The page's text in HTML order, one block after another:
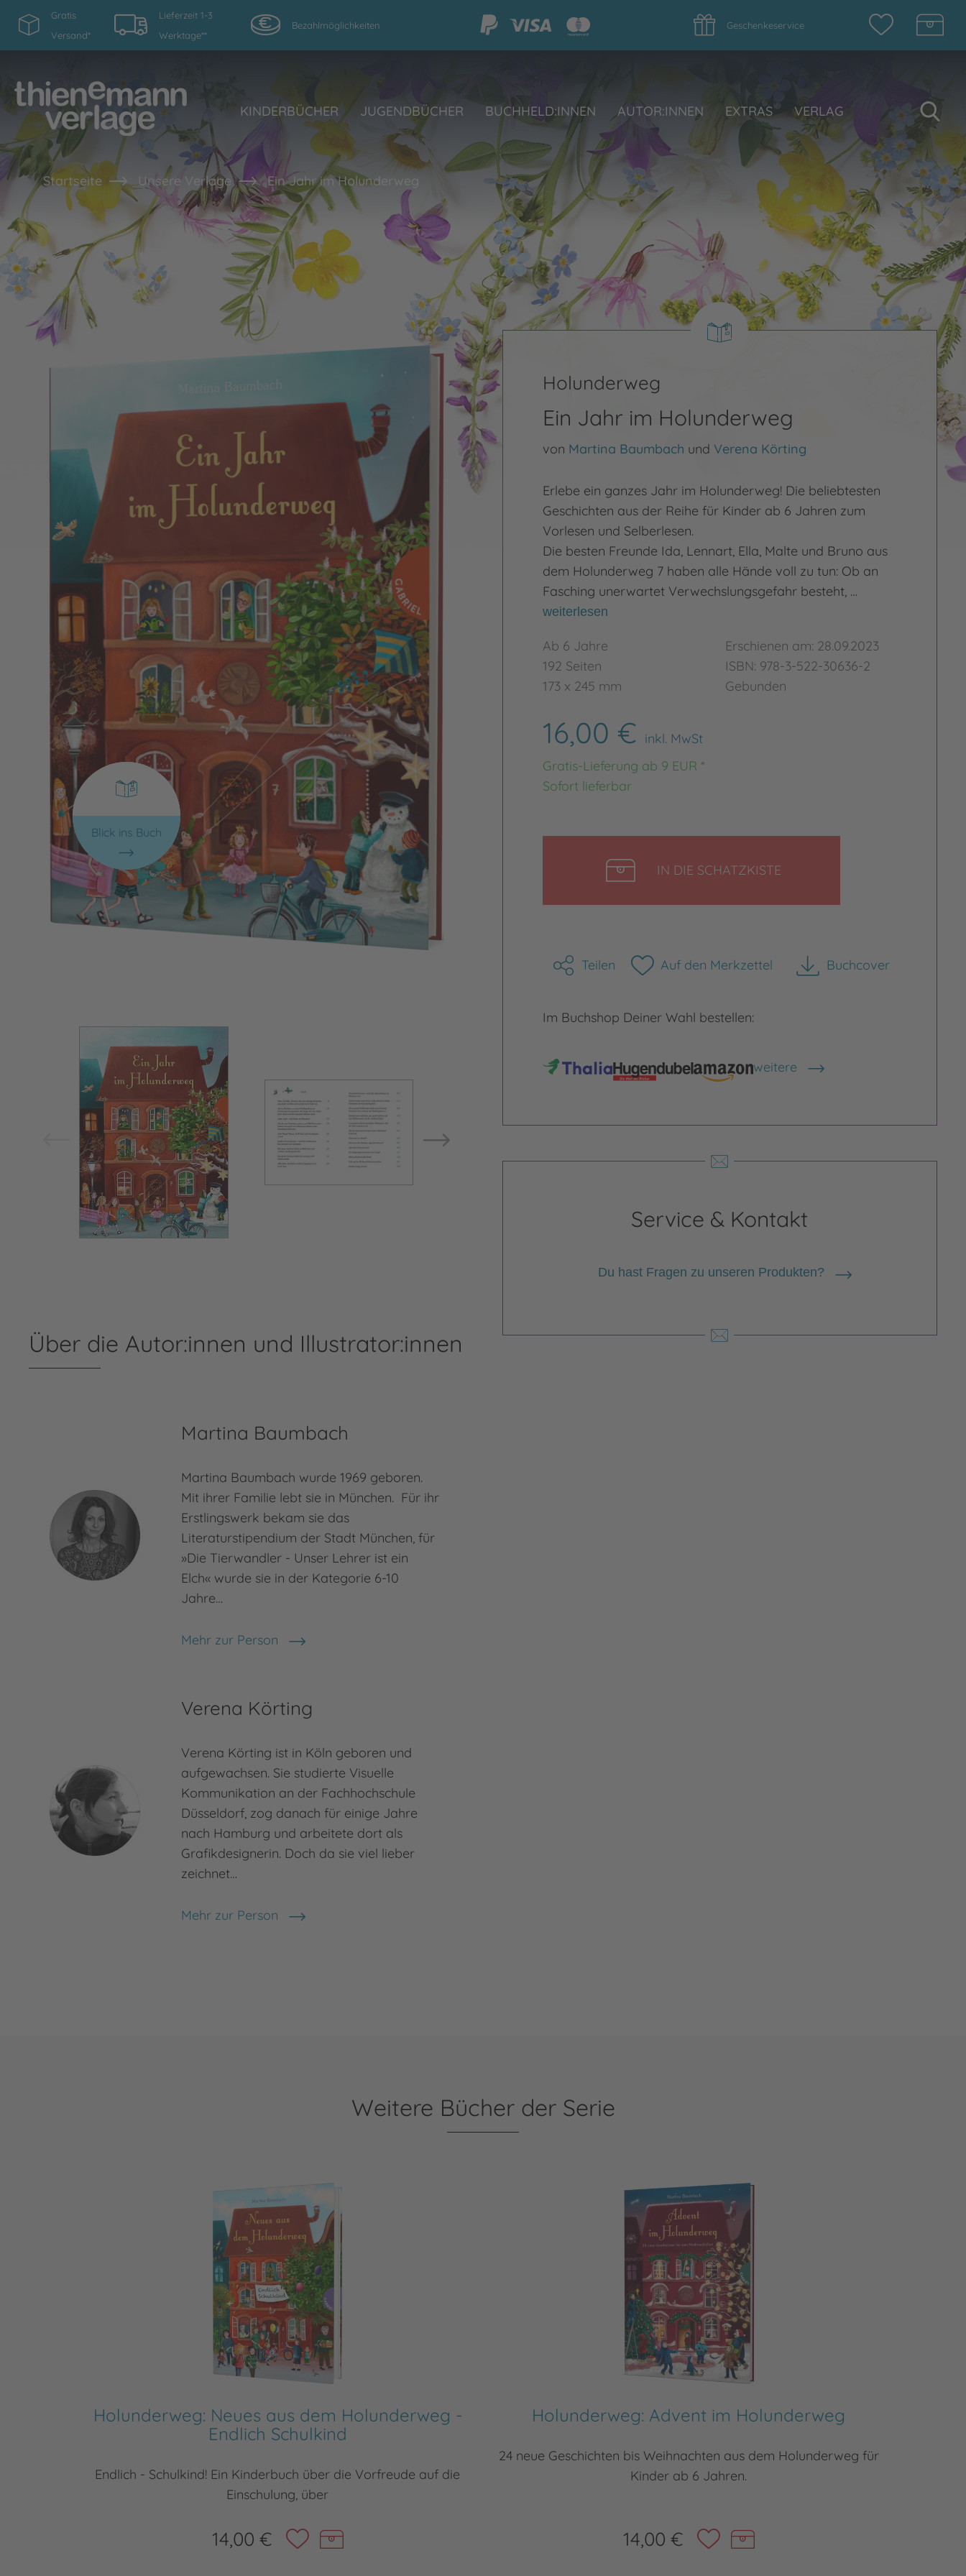
Gratis
Versand*
Lieferzeit 1-3
Werktage**
Bezahlmöglichkeiten Geschenkeservice
KINDERBÜCHER JUGENDBÜCHER BUCHHELD:INNEN AUTOR:INNEN EXTRAS VERLAG
Startseite Unsere Verlage Ein Jahr im Holunderweg
Blick ins Buch
Holunderweg
Ein Jahr im Holunderweg
von Martina Baumbach und Verena Körting
Erlebe ein ganzes Jahr im Holunderweg! Die beliebtesten
Geschichten aus der Reihe für Kinder ab 6 Jahren zum
Vorlesen und Selberlesen.
Die besten Freunde Ida, Lennart, Ella, Malte und Bruno aus
dem Holunderweg 7 haben alle Hände voll zu tun: Ob an
Fasching unerwartet Verwechslungsgefahr besteht, …
weiterlesen
Ab 6 Jahre
192 Seiten
173 x 245 mm
Erschienen am: 28.09.2023
ISBN: 978-3-522-30636-2
Gebunden
16,00 € inkl. MwSt
Gratis-Lieferung ab 9 EUR *
Sofort lieferbar
IN DIE SCHATZKISTE
Teilen Auf den Merkzettel Buchcover
herunterladen
Im Buchshop Deiner Wahl bestellen:
weitere
Shops anzeigen
Service & Kontakt
Du hast Fragen zu unseren Produkten?
Über die Autor:innen und Illustrator:innen
Martina Baumbach
Martina Baumbach wurde 1969 geboren.
Mit ihrer Familie lebt sie in München. Für ihr
Erstlingswerk bekam sie das
Literaturstipendium der Stadt München, für
»Die Tierwandler - Unser Lehrer ist ein
Elch« wurde sie in der Kategorie 6-10
Jahre…
Mehr zur Person
Martina Baumbach
Verena Körting
Verena Körting ist in Köln geboren und
aufgewachsen. Sie studierte Visuelle
Kommunikation an der Fachhochschule
Düsseldorf, zog danach für einige Jahre
nach Hamburg und arbeitete dort als
Grafikdesignerin. Doch da sie viel lieber
zeichnet…
Mehr zur Person
Verena Körting
Weitere Bücher der Serie
Holunderweg: Neues aus dem Holunderweg -
Endlich Schulkind
Endlich - Schulkind! Ein Kinderbuch über die Vorfreude auf die
Einschulung, über
14,00 €
Holunderweg: Advent im Holunderweg
24 neue Geschichten bis Weihnachten aus dem Holunderweg für
Kinder ab 6 Jahren.
14,00 €